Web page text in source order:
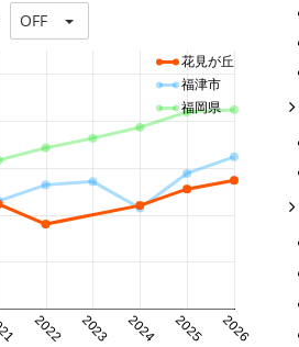
OFF
2022 2023 2024 2025 2026
花見が丘
福津市
福岡県